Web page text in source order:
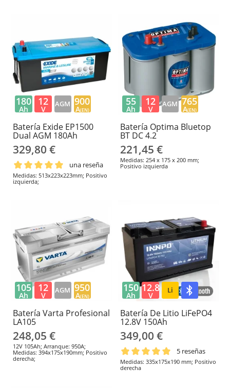
Batería Exide EP1500
Dual AGM 180Ah
329,80 €
una reseña
Medidas: 513x223x223mm; Positivo
izquierda;
180
Ah
12
V
AGM 900
A(EN)
Batería Optima Bluetop
BT DC 4.2
221,45 €
Medidas: 254 x 175 x 200 mm;
Positivo izquierda
55
Ah
12
V
AGM 765
A(EN)
Batería Varta Profesional
LA105
248,05 €
12V 105Ah; Arranque: 950A;
Medidas: 394x175x190mm; Positivo
derecha;
105
Ah
12
V
AGM 950
A(EN)
Batería De Litio LiFePO4
12.8V 150Ah
349,00 €
5 reseñas
Medidas: 335x175x190 mm; Positivo
derecha
150
Ah
12.8
V
Li